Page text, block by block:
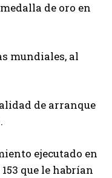
de oro en
mundiales, al
de arranque
ejecutado en
que le habrían